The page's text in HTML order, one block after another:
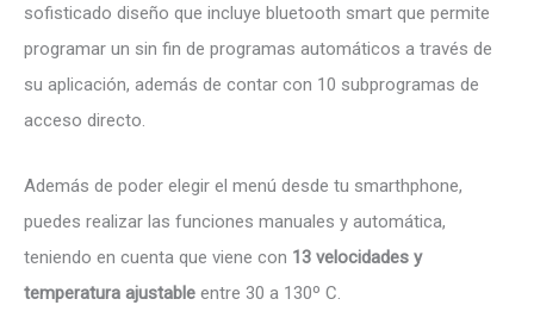
sofisticado diseño que incluye bluetooth smart que permite
programar un sin fin de programas automáticos a través de
su aplicación, además de contar con 10 subprogramas de
acceso directo.
Además de poder elegir el menú desde tu smarthphone,
puedes realizar las funciones manuales y automática,
teniendo en cuenta que viene con 13 velocidades y
temperatura ajustable entre 30 a 130º C.